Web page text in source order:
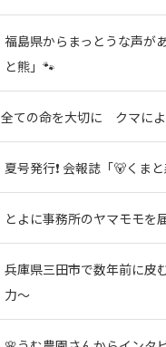
福島県からまっとうな声が
と熊」🐾
全ての命を大切に クマに
夏号発行❗️ 会報誌「🐻くまと
とよに事務所のヤマモモを
兵庫県三田市で数年前に皮
力～